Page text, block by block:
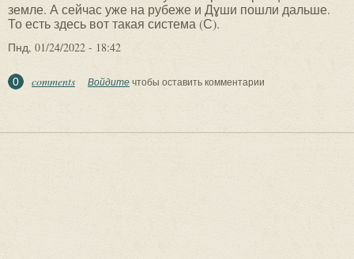
земле. А сейчас уже на рубеже и Дɣши пошли дальше.
То есть здесь вот такая система (С).
Пнд, 01/24/2022 - 18:42
0 comments Войдитечтобы оставить комментарии